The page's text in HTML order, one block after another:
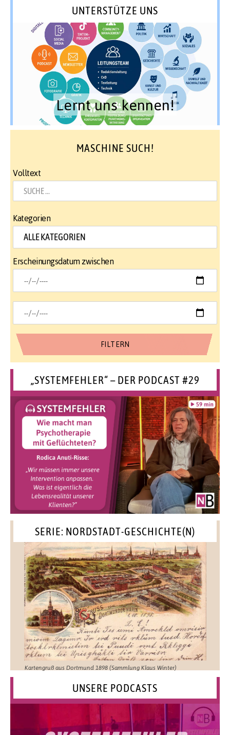
UNTERSTÜTZE UNS
Lernt uns kennen!
MASCHINE SUCH!
Volltext
Kategorien
Erscheinungsdatum zwischen
„SYSTEMFEHLER“ – DER PODCAST #29
SERIE: NORDSTADT-GESCHICHTE(N)
Kartengruß aus Dortmund 1898 (Sammlung Klaus Winter)
UNSERE PODCASTS